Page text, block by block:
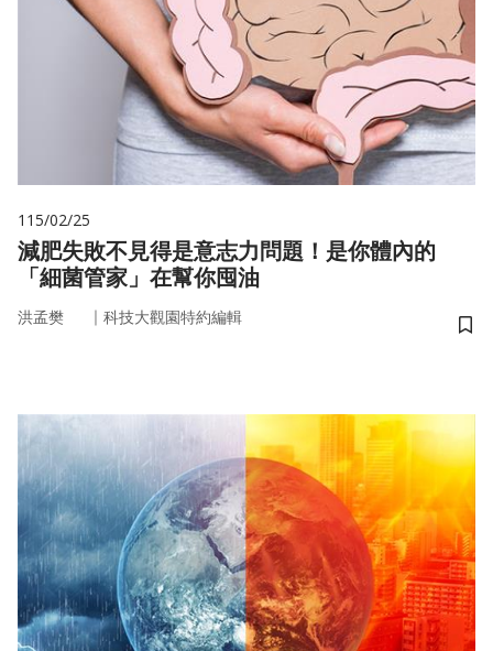
115/02/25
減肥失敗不見得是意志力問題！是你體內的
「細菌管家」在幫你囤油
洪孟樊 ｜ 科技大觀園特約編輯
儲